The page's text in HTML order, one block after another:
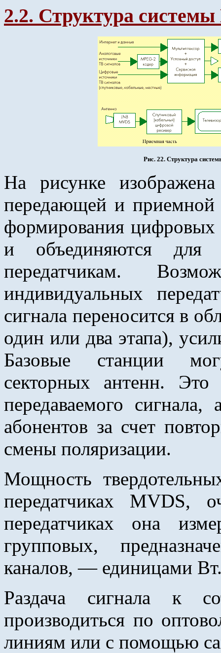
2.2. Структура
Рис. 22. Структура
На рисунке
передающей и
формирования цифровых
и объединяются для
передатчикам.
индивидуальных
сигнала переносится в
один или два этапа),
Базовые станции
секторных антенн. Это
передаваемого сигнала,
абонентов за счет
смены поляризации.
Мощность
передатчиках MVDS,
передатчиках она
групповых,
каналов, — единицами
Раздача сигнала к
производиться по
линиям или с помощью